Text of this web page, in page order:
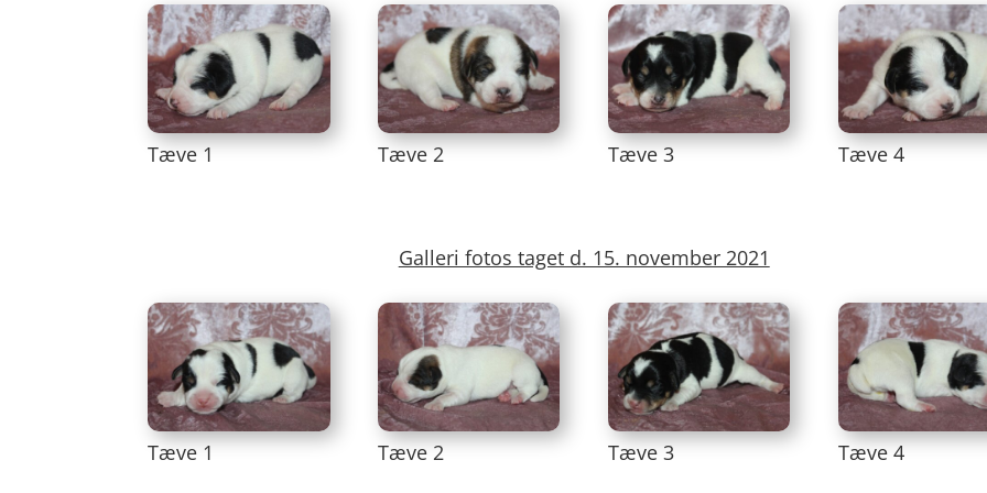
Tæve 1 Tæve 2 Tæve 3 Tæve 4
Galleri fotos taget d. 15. november 2021
Tæve 1 Tæve 2 Tæve 3 Tæve 4